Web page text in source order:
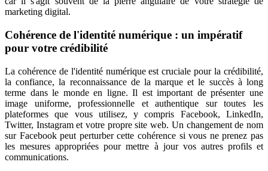
marketing digital.
Cohérence de l'identité numérique : un impératif
pour votre crédibilité
La cohérence de l'identité numérique est cruciale pour la crédibilité,
la confiance, la reconnaissance de la marque et le succès à long
terme dans le monde en ligne. Il est important de présenter une
image uniforme, professionnelle et authentique sur toutes les
plateformes que vous utilisez, y compris Facebook, LinkedIn,
Twitter, Instagram et votre propre site web. Un changement de nom
sur Facebook peut perturber cette cohérence si vous ne prenez pas
les mesures appropriées pour mettre à jour vos autres profils et
communications.